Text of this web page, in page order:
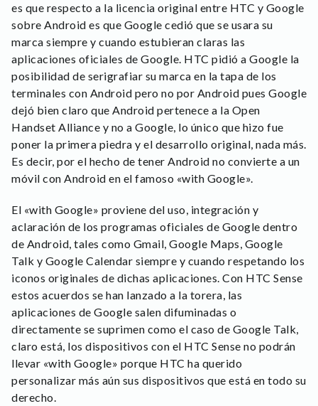
es que respecto a la licencia original entre HTC y Google
sobre Android es que Google cedió que se usara su
marca siempre y cuando estubieran claras las
aplicaciones oficiales de Google. HTC pidió a Google la
posibilidad de serigrafiar su marca en la tapa de los
terminales con Android pero no por Android pues Google
dejó bien claro que Android pertenece a la Open
Handset Alliance y no a Google, lo único que hizo fue
poner la primera piedra y el desarrollo original, nada más.
Es decir, por el hecho de tener Android no convierte a un
móvil con Android en el famoso «with Google».
El «with Google» proviene del uso, integración y
aclaración de los programas oficiales de Google dentro
de Android, tales como Gmail, Google Maps, Google
Talk y Google Calendar siempre y cuando respetando los
iconos originales de dichas aplicaciones. Con HTC Sense
estos acuerdos se han lanzado a la torera, las
aplicaciones de Google salen difuminadas o
directamente se suprimen como el caso de Google Talk,
claro está, los dispositivos con el HTC Sense no podrán
llevar «with Google» porque HTC ha querido
personalizar más aún sus dispositivos que está en todo su
derecho.